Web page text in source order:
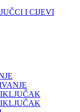
I CIJEVI